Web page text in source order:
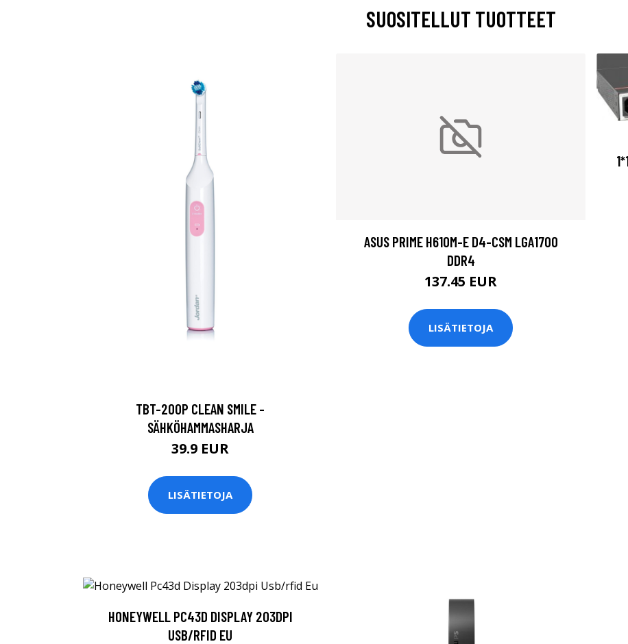
SUOSITELLUT TUOTTEET
TBT-200P CLEAN SMILE -
SÄHKÖHAMMASHARJA
39.9 EUR
LISÄTIETOJA
ASUS PRIME H610M-E D4-CSM LGA1700
DDR4
137.45 EUR
LISÄTIETOJA
HONEYWELL PC43D DISPLAY 203DPI
USB/RFID EU